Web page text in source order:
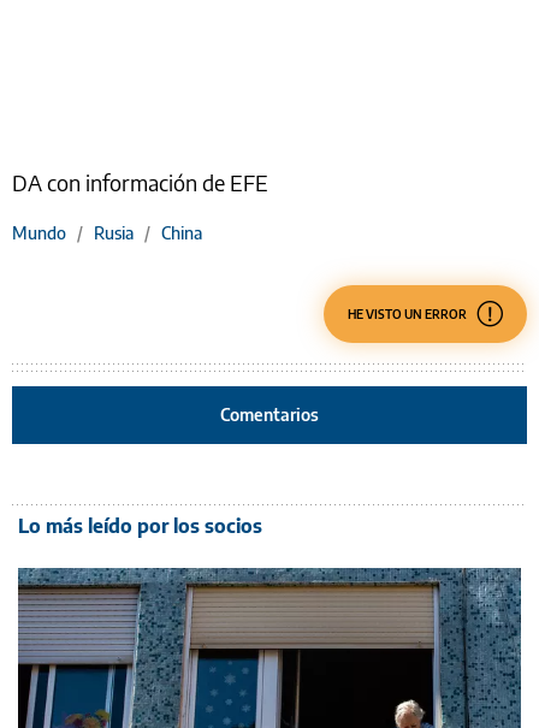
DA con información de EFE
Mundo / Rusia / China
HE VISTO UN ERROR
Comentarios
Lo más leído por los socios